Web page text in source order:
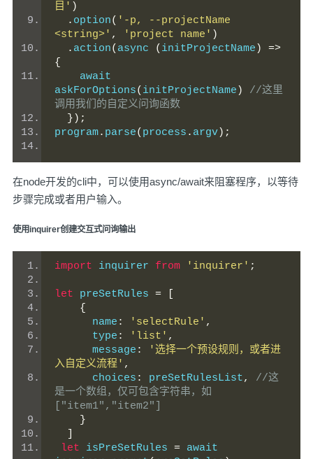
目' )
. option( '-p, --projectName
<string>' , 'project name' )
. action( async ( initProjectName )
=>
{
askForOptions( initProjectName )
//这里
调用我们的自定义问询函数
});
program. parse( process . argv);
在node开发的cli中，可以使用async/await来阻塞程序，以等待
步骤完成或者用户输入。
使用inquirer创建交互式问询输出
import inquirer from 'inquirer' ;
let preSetRules =
{
      name
: 'selectRule' ,
      type
: 'list' ,
      message
:
'选择一个预设规则，或者进
入自定义流程' ,
      choices
: preSetRulesList,
//这
是一个数组，仅可包含字符串，如
["item1","item2"]
}
let isPreSetRules = await